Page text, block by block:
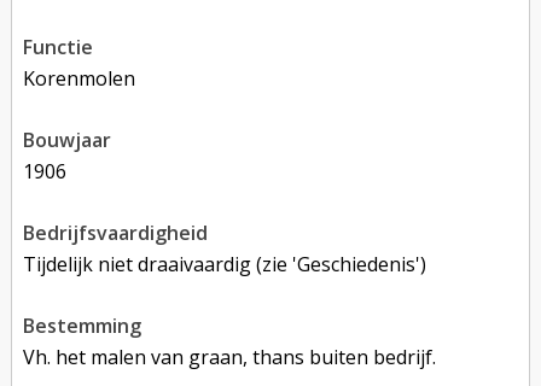
functie
korenmolen
bouwjaar
1906
bedrijfsvaardigheid
Tijdelijk niet draaivaardig (zie 'Geschiedenis')
bestemming
Vh. het malen van graan, thans buiten bedrijf.